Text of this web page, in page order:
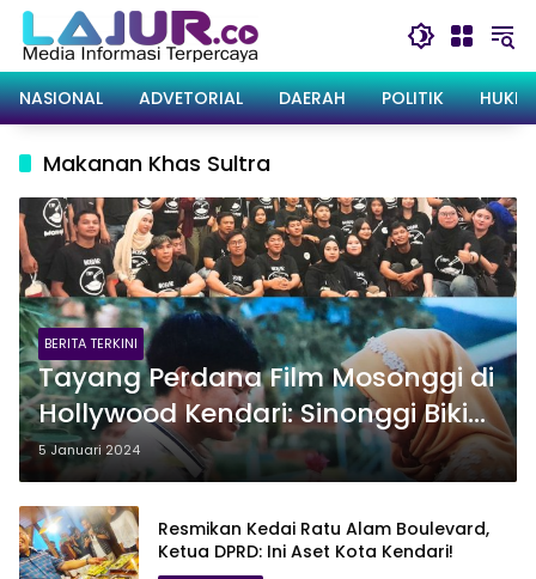
Langsung
konten
NASIONAL
ADVETORIAL DAERAH POLITIK
Makanan Khas Sultra
BERITA TERKINI
Tayang Perdana Film Mosonggi di
Hollywood Kendari: Sinonggi Bikin
Lengket, Tawa Penonton ‘Pecah’
5 Januari 2024
Resmikan Kedai Ratu Alam Boulevard,
Ketua DPRD: Ini Aset Kota Kendari!